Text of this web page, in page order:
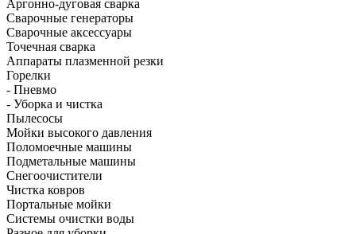
Аргонно-дуговая сварка
Сварочные генераторы
Сварочные аксессуары
Точечная сварка
Аппараты плазменной резки
Горелки
- Пневмо
- Уборка и чистка
Пылесосы
Мойки высокого давления
Поломоечные машины
Подметальные машины
Снегоочистители
Чистка ковров
Портальные мойки
Системы очистки воды